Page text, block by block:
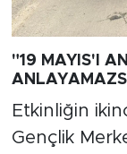
"19 MAYIS'I
Etkinliğin
Gençlik